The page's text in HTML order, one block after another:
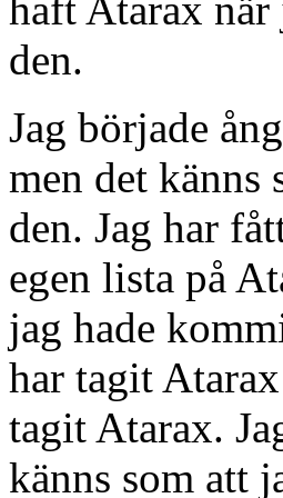
den.
Jag började
men det känns
den. Jag har
egen lista på
jag hade
har tagit
tagit Atarax.
känns som att